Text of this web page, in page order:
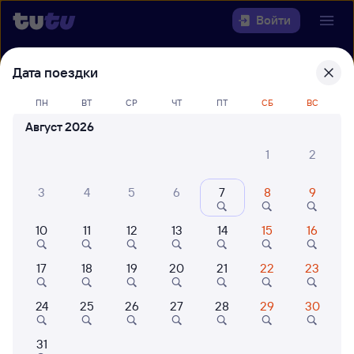
Войти
Выберите день, чтобы найти
билеты Екатеринбург Пасс. — Улан-
Удэ Пасс.
42 млн путешествуют с
Когда
Кто едет
Дата поездки
ПН ВТ СР ЧТ ПТ СБ ВС
Август 2026
1
2
3 4 5 6 7 8 9
10 11 12 13 14 15 16
17 18 19 20 21 22 23
24 25 26 27 28 29 30
31